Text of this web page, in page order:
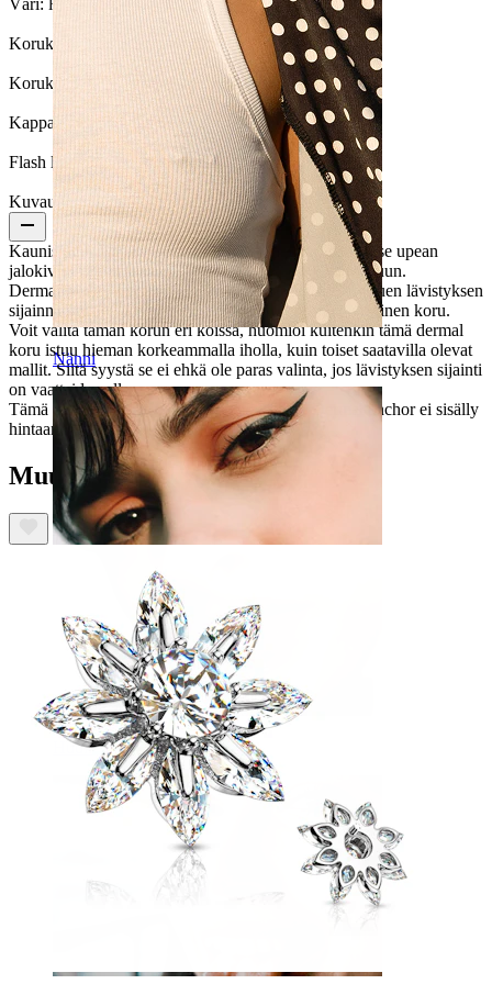
Nänni
Huuli
Väri: Hopea
Korukiven väri: Läpinäkyvä
Korukiven tyyppi: Kuutiollinen zirkonia
Kappalemäärä: 1
Flash label: Ota 3, Maksa 2
Kuvaus
Kaunis dermal koru valmiina olevaan anchoriin. Valitse upean
jalokiven värin itsellesi, saatavilla on värejä joka makuun.
Dermal anchor voi olla missävain kehon osassa, riippuen lävistyksen
sijainnista, sinun täytyy valita oikeankokoinen ja -tyylinen koru.
Voit valita tämän korun eri koissa, huomioi kuitenkin tämä dermal
koru istuu hieman korkeammalla iholla, kuin toiset saatavilla olevat
mallit. Siitä syystä se ei ehkä ole paras valinta, jos lävistyksen sijainti
on vaatteiden alla.
Tämä dermal irtopää on kirurginteräksinen. Dermal anchor ei sisälly
hintaan.
Muut ostivat myös